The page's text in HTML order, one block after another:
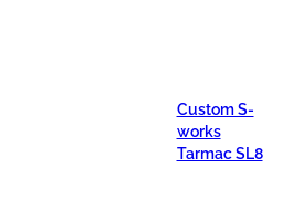
Custom S-
works
Tarmac SL8